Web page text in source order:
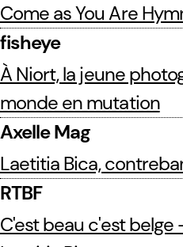
Come as You Are
fisheye
À Niort, la jeune
monde en mutation
Axelle Mag
Laetitia Bica,
RTBF
C'est beau c'est